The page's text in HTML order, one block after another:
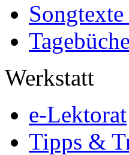
Songtexte
Werkstatt
e-Lektorat
Tipps &